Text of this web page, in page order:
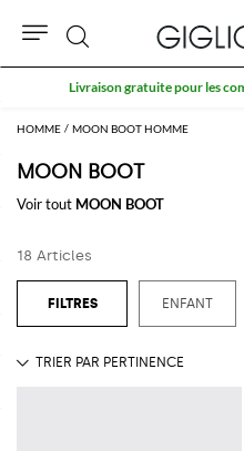
HOMME MOON BOOT HOMME
MOON BOOT
Voir tout MOON BOOT
18 Articles
ENFANT
Rechercher
Livraison gratuite pour les